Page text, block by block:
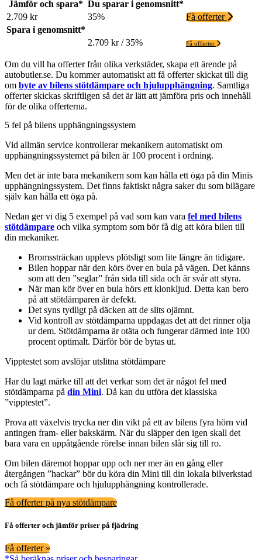
Jämför och spara* Du sparar i genomsnitt*
2.709 kr
35%
Få offerter
Spara i genomsnitt*
2.709 kr / 35%
Få offerter
Om du vill ha offerter från olika verkstäder, skapa ett ärende på
autobutler.se. Du kommer automatiskt att få offerter skickat till dig
om byte av bilens stötdämpare och hjulupphängning. Samtliga
offerter skickas skriftligen så det är lätt att jämföra pris och innehåll
för de olika offerterna.
5 fel på bilens upphängningssystem
Vid allmän service kontrollerar mekanikern automatiskt om
upphängningssystemet på bilen är 100 procent i ordning.
Men det är inte bara mekanikern som kan hålla ett öga på din Minis
upphängningssystem. Det finns faktiskt några saker du som bilägare
själv kan hålla ett öga på.
Nedan ger vi dig 5 exempel på vad som kan vara fel med bilens
stötdämpare och vilka symptom som bör få dig att köra bilen till
din mekaniker.
Bromssträckan upplevs plötsligt som lite längre än tidigare.
Bilen hoppar när den körs över en bula på vägen. Det känns
som att den ”seglar” från sida till sida och är svår att styra.
När man kör över en bula hörs ett klonkljud. Detta kan bero
på att stötdämparen är defekt.
Det syns tydligt på däcken att de slits ojämnt.
Vid kontroll av stötdämparna uppdagas det att det rinner olja
ur dem. Stötdämparna är otäta och fungerar därmed inte 100
procent optimalt. Därför bör de bytas ut.
Vipptestet som avslöjar utslitna stötdämpare
Har du lagt märke till att det verkar som det är något fel med
stötdämparna på din Mini. Då kan du utföra det klassiska
”vipptestet”.
Prova att växelvis trycka ner din vikt på ett av bilens fyra hörn vid
antingen fram- eller bakskärm. När du släpper den igen skall det
bara vara en uppåtgående rörelse innan bilen slår sig till ro.
Om bilen däremot hoppar upp och ner mer än en gång eller
återgången ”hackar” bör du köra din Mini till din lokala bilverkstad
och få stötdämpare och hjulupphängning kontrollerade.
Få offerter på nya stötdämpare
Få offerter och jämför priser på fjädring
Få offerter »